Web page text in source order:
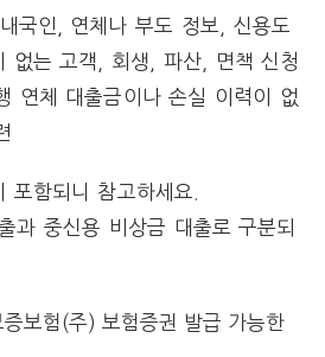
국인, 연체나 부도 정보, 신용도
없는 고객, 회생, 파산, 면책 신청
연체 대출금이나 손실 이력이 없
함되니 참고하세요.
과 중신용 비상금 대출로 구분되
보험(주) 보험증권 발급 가능한